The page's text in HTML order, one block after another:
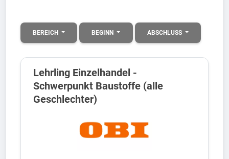
BEREICH BEGINN ABSCHLUSS
Lehrling Einzelhandel -
Schwerpunkt Baustoffe (alle
Geschlechter)